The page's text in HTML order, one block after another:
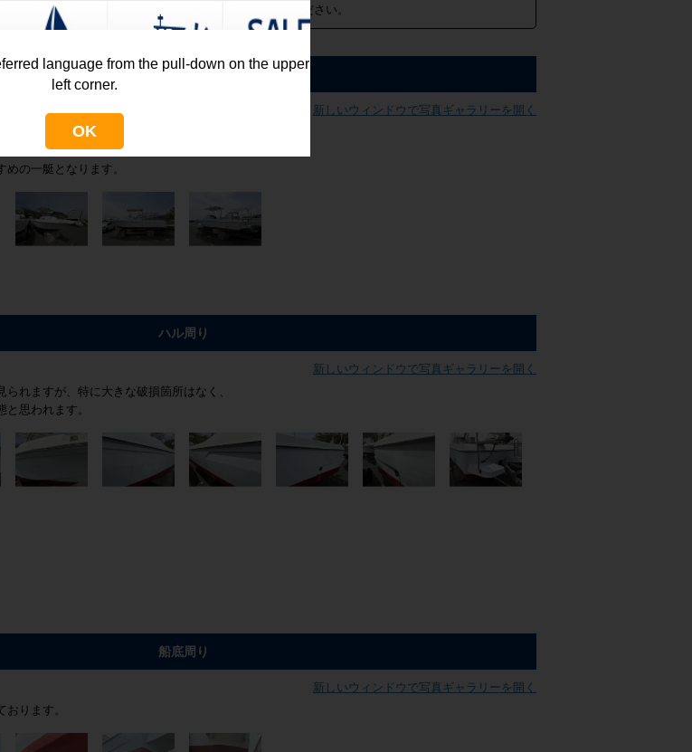
りますので、他のウェブサイトへの無断掲載はお止めください。
外観全体
新しいウィンドウで写真ギャラリーを開く
艇です。
りで、ご家族や友人との釣りはもちろん、
の一艇となります。
ハル周り
新しいウィンドウで写真ギャラリーを開く
れますが、特に大きな破損箇所はなく、
思われます。
船底周り
新しいウィンドウで写真ギャラリーを開く
ります。
language from the pull-down on the upper
left corner.
OK